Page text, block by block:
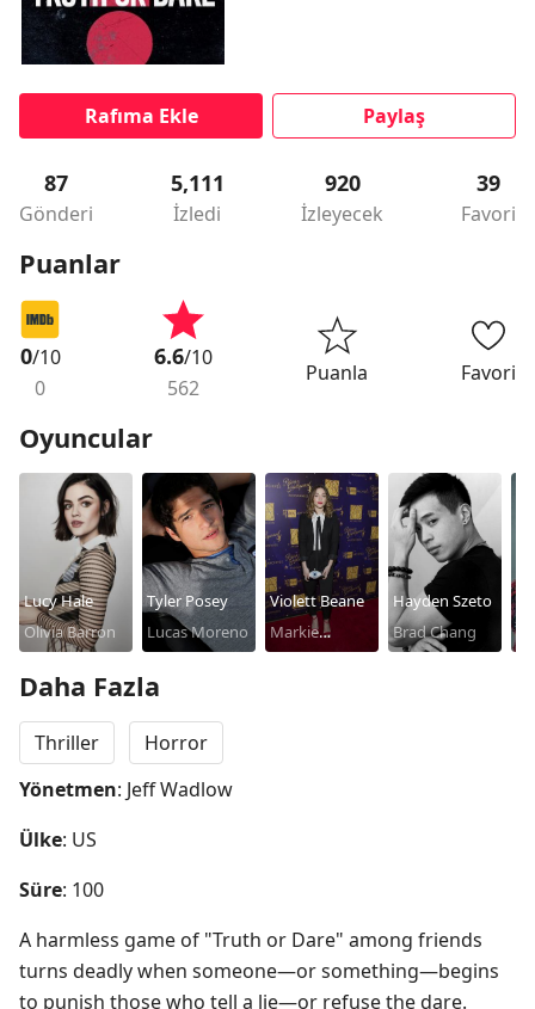
Rafıma Ekle Paylaş
87
Gönderi
5,111
İzledi
920
İzleyecek
39
Favori
Puanlar
0/10
0
6.6/10
562
Puanla Favori
Oyuncular
Lucy Hale
Olivia Barron
Tyler Posey
Lucas Moreno
Violett Beane
Markie
Hayden Szeto
Brad Chang
Daha Fazla
Thriller
Horror
Yönetmen: Jeff Wadlow
Ülke: US
Süre: 100
A harmless game of "Truth or Dare" among friends
turns deadly when someone—or something—begins
to punish those who tell a lie—or refuse the dare.